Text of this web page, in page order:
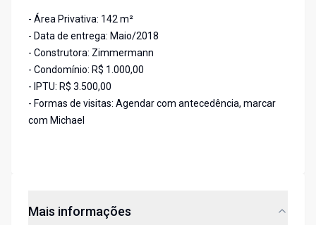
- Área Privativa: 142 m²
- Data de entrega: Maio/2018
- Construtora: Zimmermann
- Condomínio: R$ 1.000,00
- IPTU: R$ 3.500,00
- Formas de visitas: Agendar com antecedência, marcar
com Michael
Mais informações